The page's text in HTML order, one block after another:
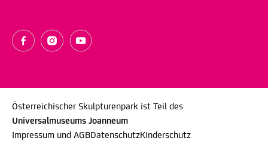
Österreichischer Skulpturenpark ist Teil des
Universalmuseums Joanneum
Impressum und AGBDatenschutzKinderschutz